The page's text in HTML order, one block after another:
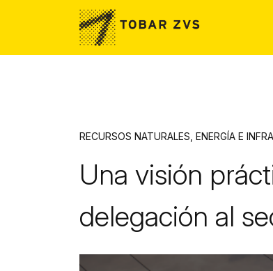
Skip to main content
RECURSOS NATURALES, ENERGÍA E
Una visión
delegación al